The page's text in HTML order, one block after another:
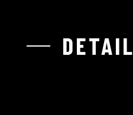
DETAIL